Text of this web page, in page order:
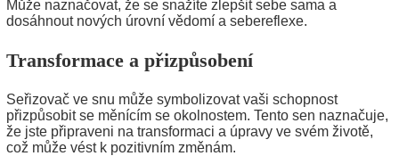
Může naznačovat, že se snažíte zlepšit sebe sama a
dosáhnout nových úrovní vědomí a sebereflexe.
Transformace a přizpůsobení
Seřizovač ve snu může symbolizovat vaši schopnost
přizpůsobit se měnícím se okolnostem. Tento sen naznačuje,
že jste připraveni na transformaci a úpravy ve svém životě,
což může vést k pozitivním změnám.